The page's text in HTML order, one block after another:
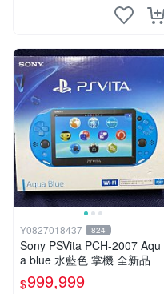
Y0827018437 824
Sony PSVita PCH-2007 Aqu
a blue 水藍色 掌機 全新品
$999,999